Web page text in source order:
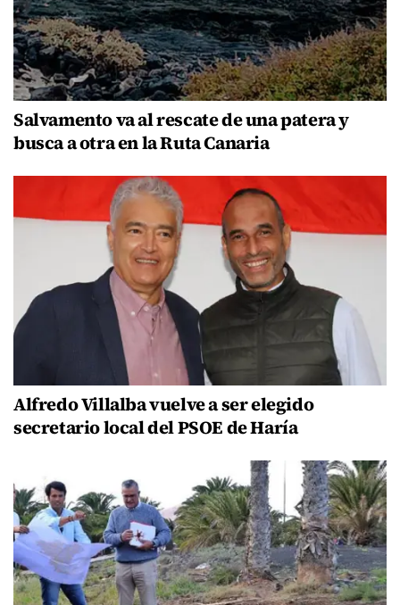
Salvamento va al rescate de una patera y
busca a otra en la Ruta Canaria
Alfredo Villalba vuelve a ser elegido
secretario local del PSOE de Haría